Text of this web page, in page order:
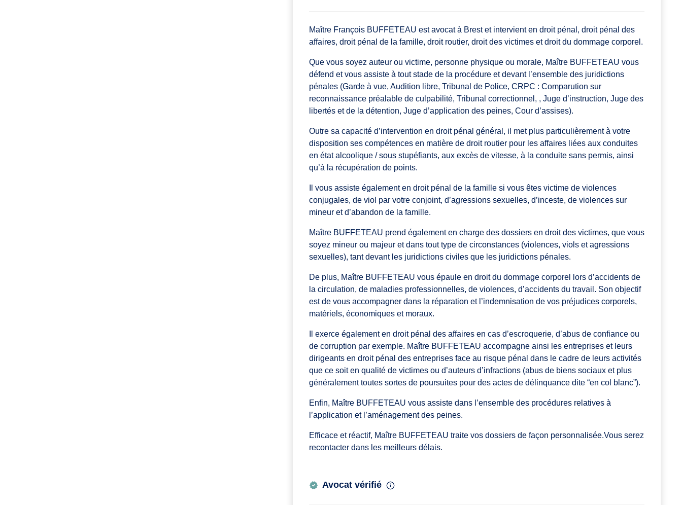
Maître François BUFFETEAU est avocat à Brest et intervient en droit pénal, droit pénal des
affaires, droit pénal de la famille, droit routier, droit des victimes et droit du dommage corporel.
Que vous soyez auteur ou victime, personne physique ou morale, Maître BUFFETEAU vous
défend et vous assiste à tout stade de la procédure et devant l’ensemble des juridictions
pénales (Garde à vue, Audition libre, Tribunal de Police, CRPC : Comparution sur
reconnaissance préalable de culpabilité, Tribunal correctionnel, , Juge d’instruction, Juge des
libertés et de la détention, Juge d’application des peines, Cour d’assises).
Outre sa capacité d’intervention en droit pénal général, il met plus particulièrement à votre
disposition ses compétences en matière de droit routier pour les affaires liées aux conduites
en état alcoolique / sous stupéfiants, aux excès de vitesse, à la conduite sans permis, ainsi
qu’à la récupération de points.
Il vous assiste également en droit pénal de la famille si vous êtes victime de violences
conjugales, de viol par votre conjoint, d’agressions sexuelles, d’inceste, de violences sur
mineur et d’abandon de la famille.
Maître BUFFETEAU prend également en charge des dossiers en droit des victimes, que vous
soyez mineur ou majeur et dans tout type de circonstances (violences, viols et agressions
sexuelles), tant devant les juridictions civiles que les juridictions pénales.
De plus, Maître BUFFETEAU vous épaule en droit du dommage corporel lors d’accidents de
la circulation, de maladies professionnelles, de violences, d’accidents du travail. Son objectif
est de vous accompagner dans la réparation et l’indemnisation de vos préjudices corporels,
matériels, économiques et moraux.
Il exerce également en droit pénal des affaires en cas d’escroquerie, d’abus de confiance ou
de corruption par exemple. Maître BUFFETEAU accompagne ainsi les entreprises et leurs
dirigeants en droit pénal des entreprises face au risque pénal dans le cadre de leurs activités
que ce soit en qualité de victimes ou d’auteurs d’infractions (abus de biens sociaux et plus
généralement toutes sortes de poursuites pour des actes de délinquance dite “en col blanc”).
Enfin, Maître BUFFETEAU vous assiste dans l’ensemble des procédures relatives à
l’application et l’aménagement des peines.
Efficace et réactif, Maître BUFFETEAU traite vos dossiers de façon personnalisée.Vous serez
recontacter dans les meilleurs délais.
Avocat vérifié